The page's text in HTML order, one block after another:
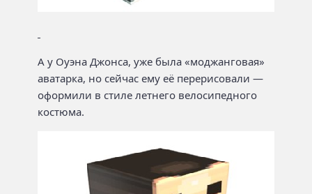
А у Оуэна Джонса, уже была «моджанговая»
аватарка, но сейчас ему её перерисовали —
оформили в стиле летнего велосипедного
костюма.